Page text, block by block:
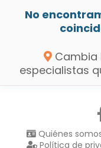
No
Cambia
especialistas
Quiénes
Política de